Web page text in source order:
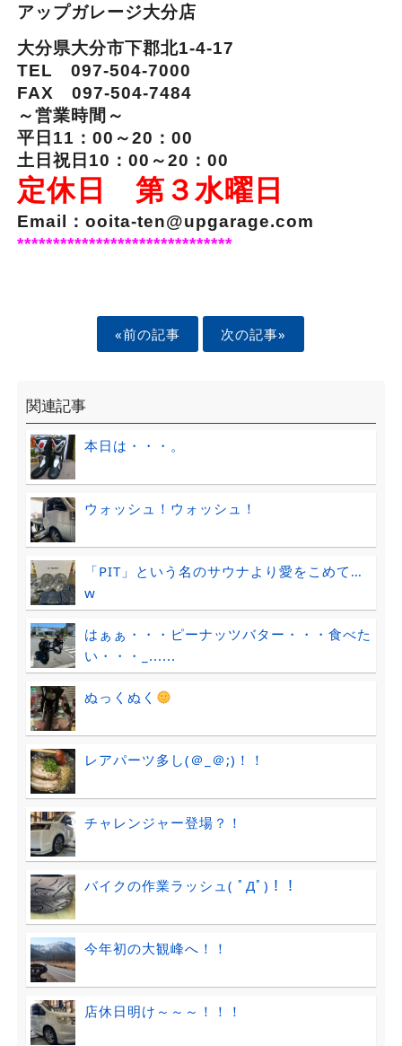
アップガレージ大分店
大分県大分市下郡北1-4-17
TEL 097-504-7000
FAX 097-504-7484
～営業時間～
平日11：00～20：00
土日祝日10：00～20：00
定休日 第３水曜日
Email：ooita-ten@upgarage.com
******************************
«前の記事 次の記事»
関連記事
本日は・・・。
ウォッシュ！ウォッシュ！
「PIT」という名のサウナより愛をこめて…
w
はぁぁ・・・ピーナッツバター・・・食べた
い・・・_......
ぬっくぬく
レアパーツ多し(＠_＠;)！！
チャレンジャー登場？！
バイクの作業ラッシュ( ﾟДﾟ)！！
今年初の大観峰へ！！
店休日明け～～～！！！